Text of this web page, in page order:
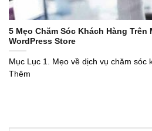
5 Mẹo Chăm Sóc Khách Hàng Trên
WordPress Store
Mục Lục 1. Mẹo về dịch vụ chăm sóc
Thêm